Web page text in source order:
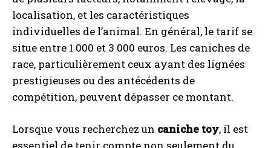
localisation, et les caractéristiques
individuelles de l’animal. En général, le tarif se
situe entre 1 000 et 3 000 euros. Les caniches de
race, particulièrement ceux ayant des lignées
prestigieuses ou des antécédents de
compétition, peuvent dépasser ce montant.
Lorsque vous recherchez un caniche toy, il est